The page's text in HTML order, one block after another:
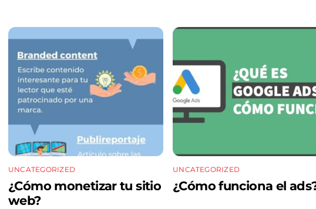
UNCATEGORIZED
¿Cómo monetizar tu sitio
web?
UNCATEGORIZED
¿Cómo funciona el